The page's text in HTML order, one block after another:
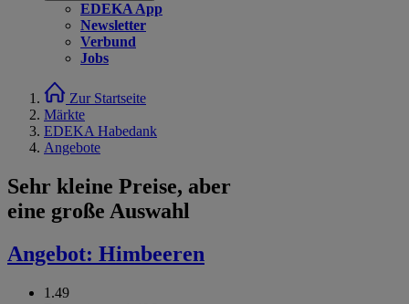
EDEKA App
Newsletter
Verbund
Jobs
Zur Startseite
Märkte
EDEKA Habedank
Angebote
Sehr kleine Preise, aber
eine große Auswahl
Angebot: Himbeeren
1.49